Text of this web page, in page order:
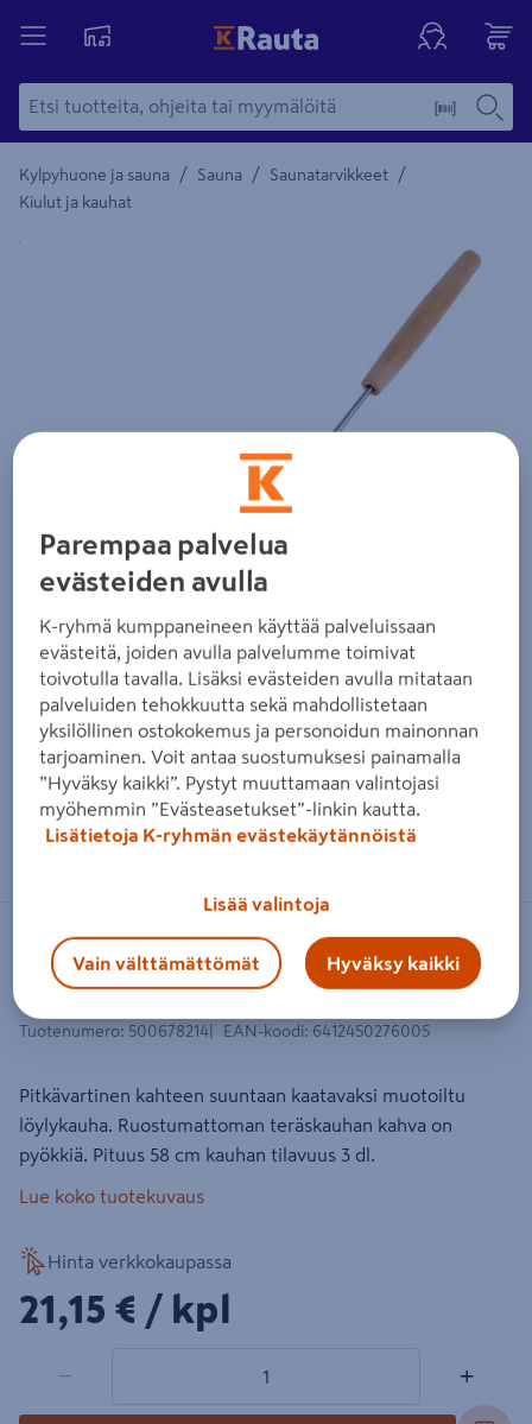
Kylpyhuone ja sauna / Sauna / Saunatarvikkeet /
Kiulut ja kauhat
Yksityiskohtainen kuvaus löytyy Tuotteen kuvaus -
Zoomaa kuvaa sormilla kosketusnäytöllä
Löylykauha Opa pyökki pitkä rst
Tuotenumero: 500678214 EAN-koodi: 6412450276005
Pitkävartinen kahteen suuntaan kaatavaksi muotoiltu
löylykauha. Ruostumattoman teräskauhan kahva on
pyökkiä. Pituus 58 cm kauhan tilavuus 3 dl.
Lue koko tuotekuvaus
Hinta verkkokaupassa
21,15€/kpl
21,15 € / kpl
− +
Parempaa palvelua
evästeiden avulla
K-ryhmä kumppaneineen käyttää palveluissaan
evästeitä, joiden avulla palvelumme toimivat
toivotulla tavalla. Lisäksi evästeiden avulla mitataan
palveluiden tehokkuutta sekä mahdollistetaan
yksilöllinen ostokokemus ja personoidun mainonnan
tarjoaminen. Voit antaa suostumuksesi painamalla
”Hyväksy kaikki”. Pystyt muuttamaan valintojasi
myöhemmin ”Evästeasetukset”-linkin kautta.
Lisätietoja K-ryhmän evästekäytännöistä
Lisää valintoja
Vain välttämättömät Hyväksy kaikki